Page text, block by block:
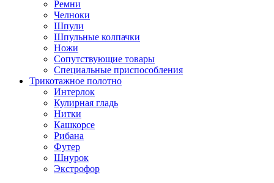
Ремни
Челноки
Шпули
Шпульные колпачки
Ножи
Сопутствующие товары
Специальные приспособления
Трикотажное полотно
Интерлок
Кулирная гладь
Нитки
Кашкорсе
Рибана
Футер
Шнурок
Экстрофор